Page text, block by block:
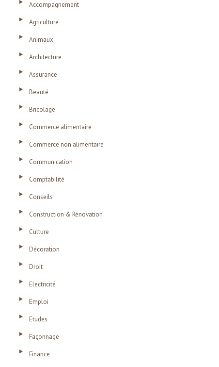
Accompagnement
Agriculture
Animaux
Architecture
Assurance
Beauté
Bricolage
Commerce alimentaire
Commerce non alimentaire
Communication
Comptabilité
Conseils
Construction & Rénovation
Culture
Décoration
Droit
Electricité
Emploi
Etudes
Façonnage
Finance